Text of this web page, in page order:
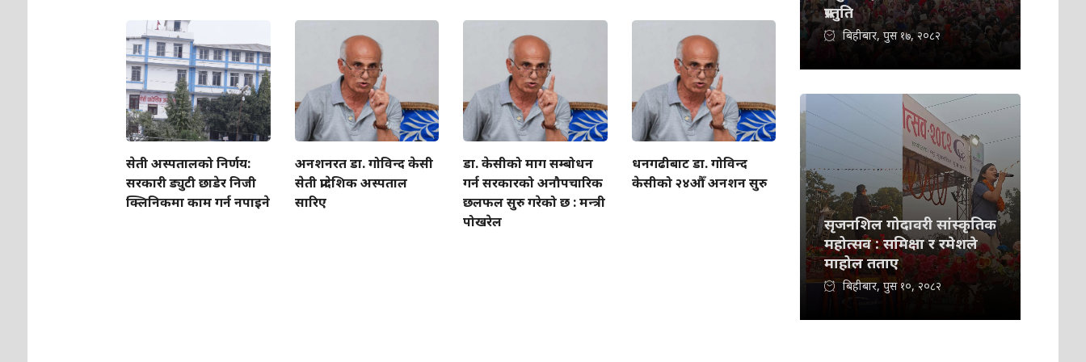
सेती अस्पतालको निर्णय:
सरकारी ड्युटी छाडेर निजी
क्लिनिकमा काम गर्न नपाइने
अनशनरत डा. गोविन्द केसी
सेती प्रादेशिक अस्पताल
सारिए
डा. केसीको माग सम्बोधन
गर्न सरकारको अनौपचारिक
छलफल सुरु गरेको छ : मन्त्री
पोखरेल
धनगढीबाट डा. गोविन्द
केसीको २४औँ अनशन सुरु
प्रस्तुति
बिहीबार, पुस १७, २०८२
सृजनशिल गोदावरी सांस्कृतिक
महोत्सव : समिक्षा र रमेशले
माहोल तताए
बिहीबार, पुस १०, २०८२